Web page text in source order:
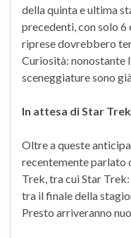
della quinta e ultima
precedenti, con solo 6
riprese dovrebbero
Curiosità: nonostante
sceneggiature sono
In attesa di Star
Oltre a queste
recentemente parlato
Trek, tra cui Star
tra il finale della
Presto arriveranno